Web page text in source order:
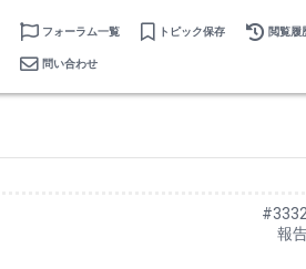
フォーラム一覧 トピック保存 閲覧履
問い合わせ
#3332
報